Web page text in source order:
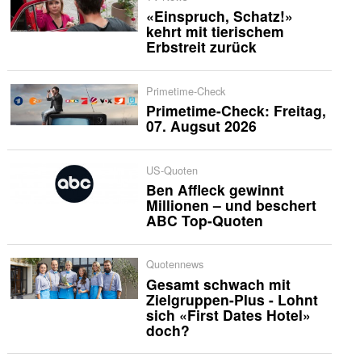
«Einspruch, Schatz!»
kehrt mit tierischem
Erbstreit zurück
Primetime-Check
Primetime-Check: Freitag,
07. Augsut 2026
US-Quoten
Ben Affleck gewinnt
Millionen – und beschert
ABC Top-Quoten
Quotennews
Gesamt schwach mit
Zielgruppen-Plus - Lohnt
sich «First Dates Hotel»
doch?